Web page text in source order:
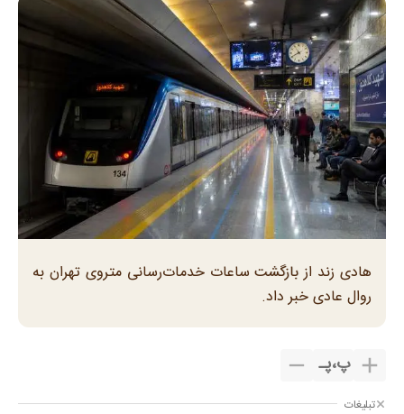
هادی زند از بازگشت ساعات خدمات‌رسانی متروی تهران به
روال عادی خبر داد.
پ،پـ
تبلیغات